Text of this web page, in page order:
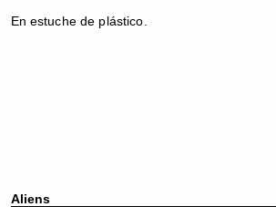
En estuche de plástico.
Aliens